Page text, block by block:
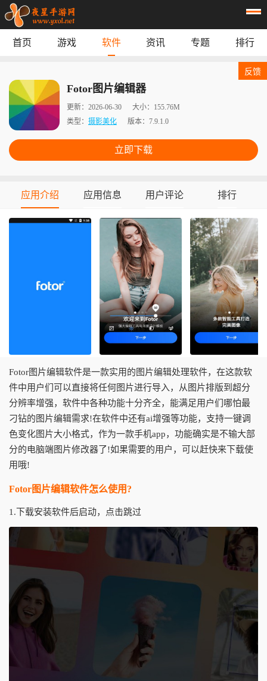
专题 榜单
首页 游戏 软件 资讯 专题 排行
Fotor图片编辑器
更新： 2026-06-30 大小： 155.76M
类型： 摄影美化 版本： 7.9.1.0
立即下载
反馈
应用介绍 应用信息 用户评论 排行
Fotor图片编辑软件是一款实用的图片编辑处理软件，在这款软
件中用户们可以直接将任何图片进行导入，从图片排版到超分
分辨率增强，软件中各种功能十分齐全，能满足用户们哪怕最
刁钻的图片编辑需求!在软件中还有ai增强等功能，支持一键调
色变化图片大小格式，作为一款手机app，功能确实是不输大部
分的电脑端图片修改器了!如果需要的用户，可以赶快来下载使
用哦!
Fotor图片编辑软件怎么使用?
1.下载安装软件后启动，点击跳过